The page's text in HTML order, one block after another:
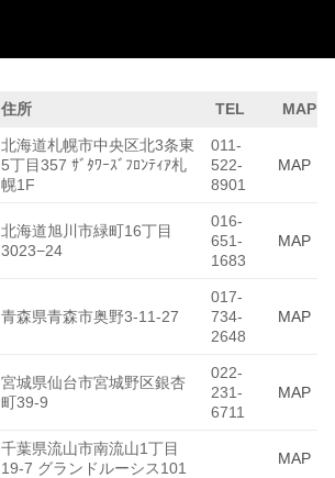
住所 TEL MAP
北海道札幌市中央区北3条東
5丁目357 ｻﾞﾀﾜｰｽﾞﾌﾛﾝﾃｨｱ札
幌1F
011-
522-
8901
MAP
北海道旭川市緑町16丁目
3023−24
016-
651-
1683
MAP
青森県青森市奥野3-11-27
017-
734-
2648
MAP
宮城県仙台市宮城野区銀杏
町39-9
022-
231-
6711
MAP
千葉県流山市南流山1丁目
19-7 グランドルーシス101
MAP